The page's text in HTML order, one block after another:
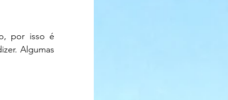
por isso é
Algumas